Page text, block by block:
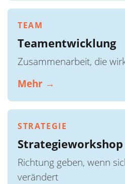
TEAM
Teamentwicklung
Zusammenarbeit, die
Mehr →
STRATEGIE
Strategieworkshop
Richtung geben, wenn
verändert